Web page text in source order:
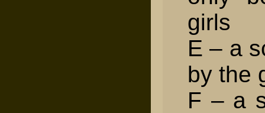
girls
E – a
by the
F – a